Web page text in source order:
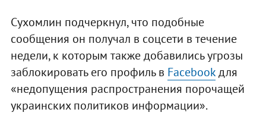
Сухомлин подчеркнул, что подобные
сообщения он получал в соцсети в течение
недели, к которым также добавились угрозы
заблокировать его профиль в Facebookдля
«недопущения распространения порочащей
украинских политиков информации».